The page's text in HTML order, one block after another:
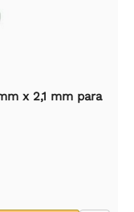
x 2,1 mm para